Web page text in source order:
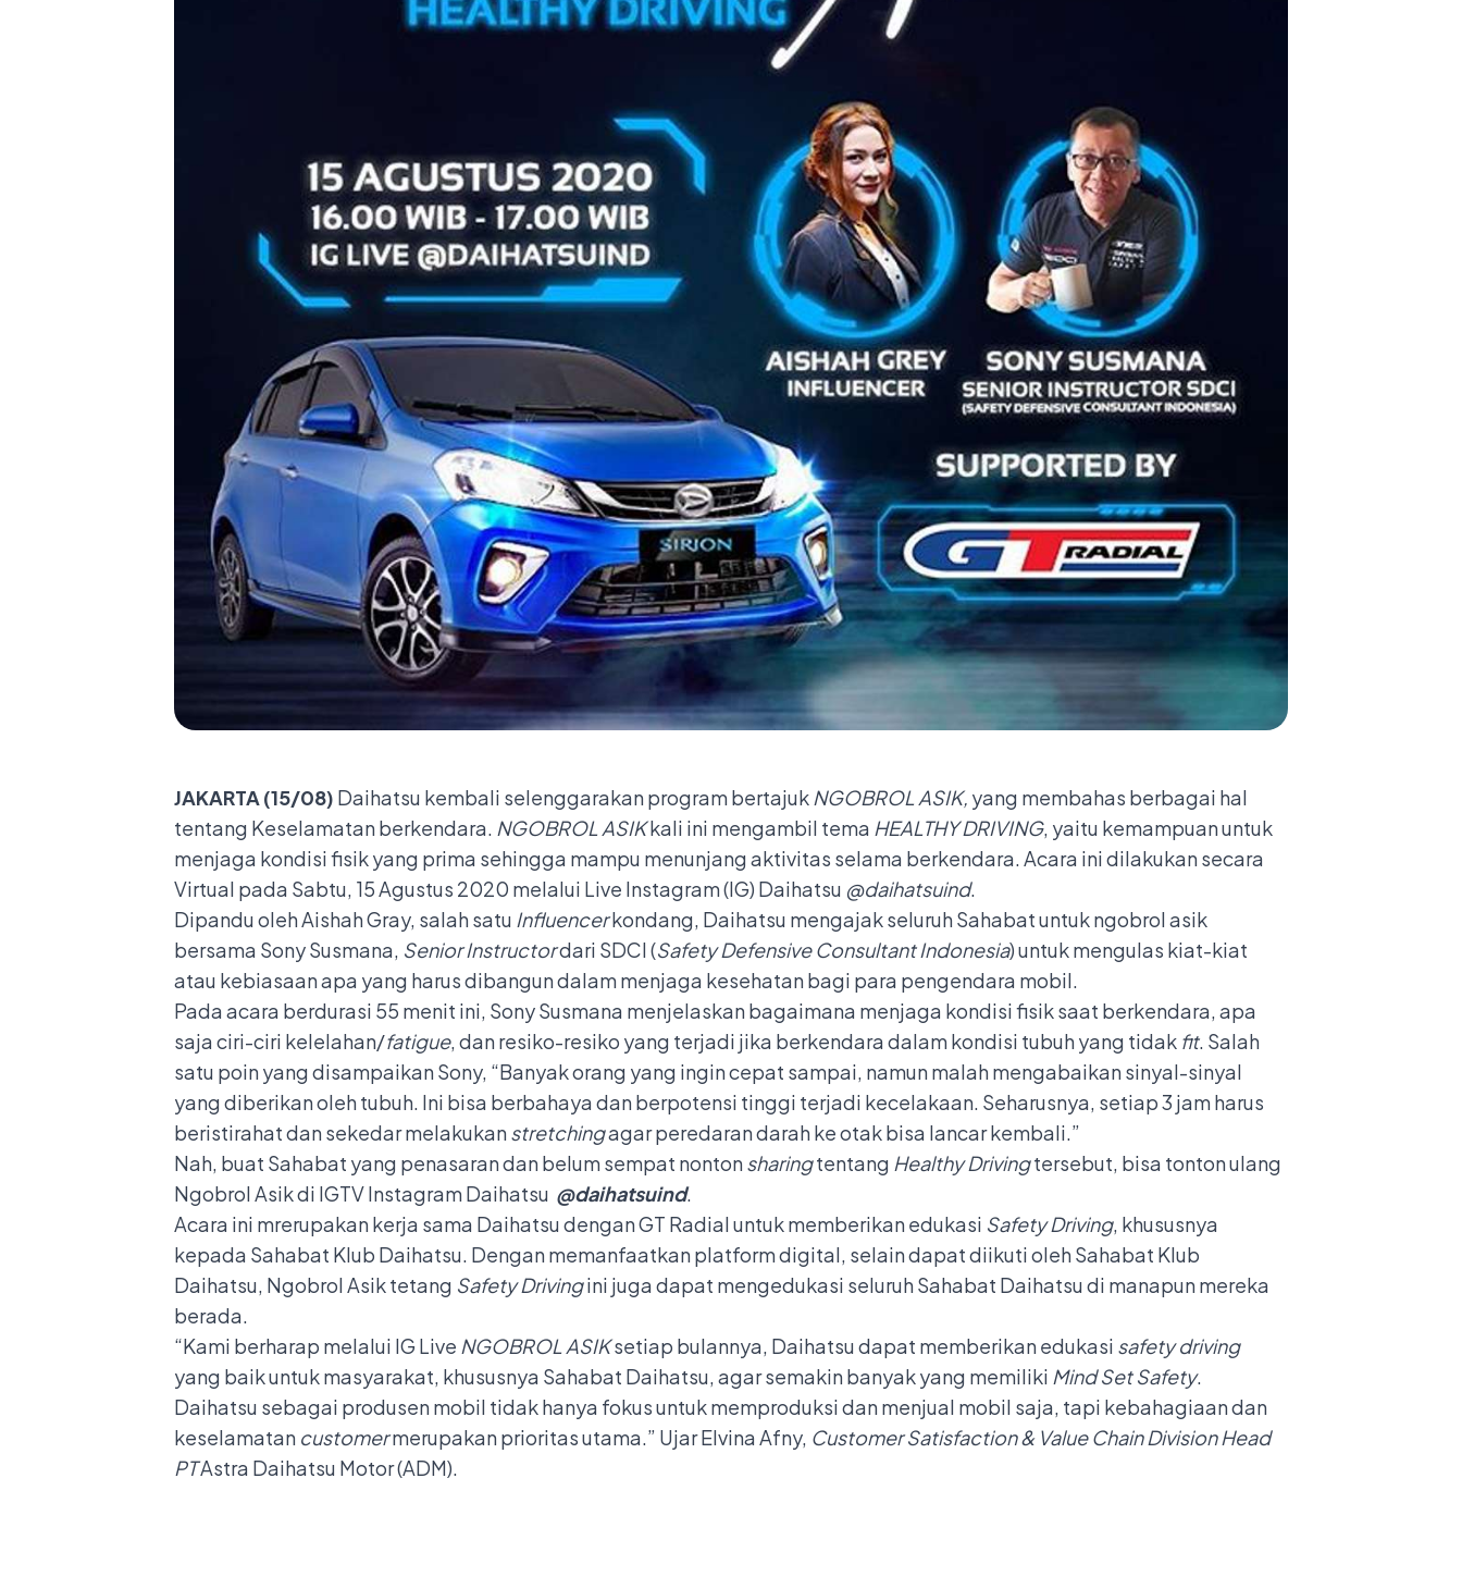
JAKARTA (15/08) Daihatsu kembali selenggarakan program bertajuk NGOBROL ASIK, yang membahas berbagai hal
tentang Keselamatan berkendara. NGOBROL ASIKkali ini mengambil tema HEALTHY DRIVING, yaitu kemampuan untuk
menjaga kondisi fisik yang prima sehingga mampu menunjang aktivitas selama berkendara. Acara ini dilakukan secara
Virtual pada Sabtu, 15 Agustus 2020 melalui Live Instagram (IG) Daihatsu @daihatsuind.
Dipandu oleh Aishah Gray, salah satu Influencerkondang, Daihatsu mengajak seluruh Sahabat untuk ngobrol asik
bersama Sony Susmana, Senior Instructordari SDCI (Safety Defensive Consultant Indonesia) untuk mengulas kiat-kiat
atau kebiasaan apa yang harus dibangun dalam menjaga kesehatan bagi para pengendara mobil.
Pada acara berdurasi 55 menit ini, Sony Susmana menjelaskan bagaimana menjaga kondisi fisik saat berkendara, apa
saja ciri-ciri kelelahan/fatigue, dan resiko-resiko yang terjadi jika berkendara dalam kondisi tubuh yang tidak fit. Salah
satu poin yang disampaikan Sony, “Banyak orang yang ingin cepat sampai, namun malah mengabaikan sinyal-sinyal
yang diberikan oleh tubuh. Ini bisa berbahaya dan berpotensi tinggi terjadi kecelakaan. Seharusnya, setiap 3 jam harus
beristirahat dan sekedar melakukanstretchingagar peredaran darah ke otak bisa lancar kembali.”
Nah, buat Sahabat yang penasaran dan belum sempat nontonsharingtentang Healthy Drivingtersebut, bisa tonton ulang
Ngobrol Asik di IGTV Instagram Daihatsu @daihatsuind.
Acara ini mrerupakan kerja sama Daihatsu dengan GT Radial untuk memberikan edukasi Safety Driving, khususnya
kepada Sahabat Klub Daihatsu. Dengan memanfaatkan platform digital, selain dapat diikuti oleh Sahabat Klub
Daihatsu, Ngobrol Asik tetang Safety Drivingini juga dapat mengedukasi seluruh Sahabat Daihatsu di manapun mereka
berada.
“Kami berharap melalui IG Live NGOBROL ASIKsetiap bulannya, Daihatsu dapat memberikan edukasi safety driving
yang baik untuk masyarakat, khususnya Sahabat Daihatsu, agar semakin banyak yang memiliki Mind Set Safety.
Daihatsu sebagai produsen mobil tidak hanya fokus untuk memproduksi dan menjual mobil saja, tapi kebahagiaan dan
keselamatan customermerupakan prioritas utama.” Ujar Elvina Afny, Customer Satisfaction & Value Chain Division Head
PTAstra Daihatsu Motor (ADM).